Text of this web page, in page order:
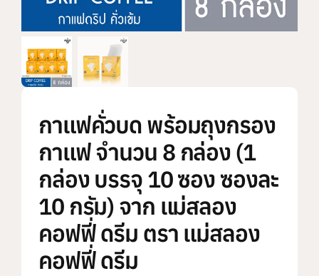
กาแฟคั่วบด พร้อมถุงกรอง
กาแฟ จำนวน 8 กล่อง (1
กล่อง บรรจุ 10 ซอง ซองละ
10 กรัม) จาก แม่สลอง
คอฟฟี่ ดรีม ตรา แม่สลอง
คอฟฟี่ ดรีม